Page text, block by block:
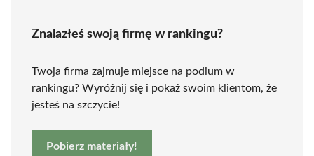
Znalazłeś swoją firmę w rankingu?
Twoja firma zajmuje miejsce na podium w
rankingu? Wyróżnij się i pokaż swoim klientom, że
jesteś na szczycie!
Pobierz materiały!